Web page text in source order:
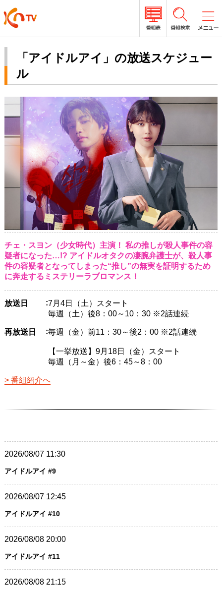
「アイドルアイ」の放送スケジュー
ル
チェ・スヨン（少女時代）主演！ 私の推しが殺人事件の容
疑者になった…!? アイドルオタクの凄腕弁護士が、殺人事
件の容疑者となってしまった“推し”の無実を証明するため
に奔走するミステリーラブロマンス！
放送日
7月4日（土）スタート
毎週（土）後8：00～10：30 ※2話連続
再放送日 毎週（金）前11：30～後2：00 ※2話連続
【一挙放送】9月18日（金）スタート
毎週（月～金）後6：45～8：00
番組紹介へ
2026/08/07 11:30
アイドルアイ #9
2026/08/07 12:45
アイドルアイ #10
2026/08/08 20:00
アイドルアイ #11
2026/08/08 21:15